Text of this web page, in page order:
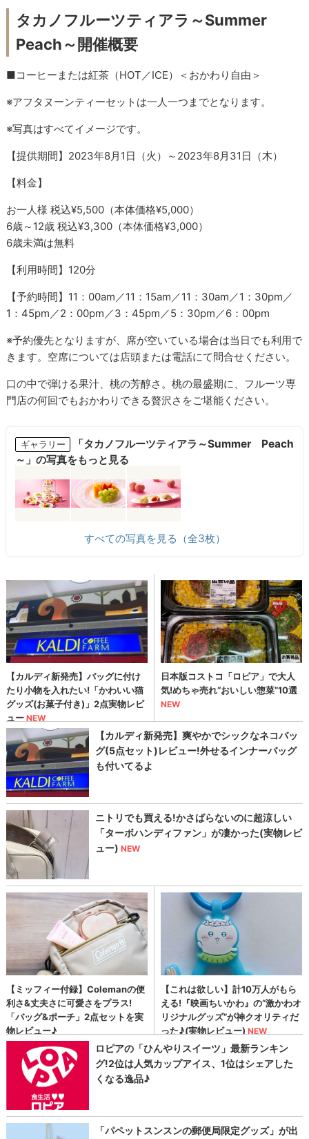
タカノフルーツティアラ～Summer
Peach～開催概要
■コーヒーまたは紅茶（HOT／ICE）＜おかわり自由＞
※アフタヌーンティーセットは一人一つまでとなります。
※写真はすべてイメージです。
【提供期間】2023年8月1日（火）～2023年8月31日（木）
【料金】
お一人様 税込¥5,500（本体価格¥5,000）
6歳～12歳 税込¥3,300（本体価格¥3,000）
6歳未満は無料
【利用時間】120分
【予約時間】11：00am／11：15am／11：30am／1：30pm／
1：45pm／2：00pm／3：45pm／5：30pm／6：00pm
※予約優先となりますが、席が空いている場合は当日でも利用で
きます。空席については店頭または電話にて問合せください。
口の中で弾ける果汁、桃の芳醇さ。桃の最盛期に、フルーツ専
門店の何回でもおかわりできる贅沢さをご堪能ください。
ギャラリー
「タカノフルーツティアラ～Summer Peach
～」の写真をもっと見る
すべての写真を見る（全3枚）